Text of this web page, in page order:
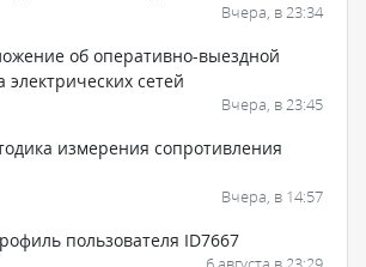
Вчера, в 23:34
об оперативно-выездной
сетей
Вчера, в 23:45
измерения сопротивления
Вчера, в 14:57
пользователя ID7667